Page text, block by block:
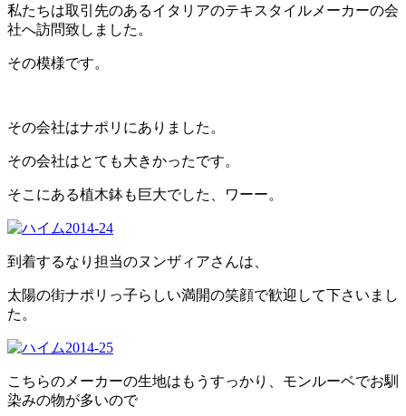
私たちは取引先のあるイタリアのテキスタイルメーカーの会
社へ訪問致しました。
その模様です。
その会社はナポリにありました。
その会社はとても大きかったです。
そこにある植木鉢も巨大でした、ワーー。
到着するなり担当のヌンザィアさんは、
太陽の街ナポリっ子らしい満開の笑顔で歓迎して下さいまし
た。
こちらのメーカーの生地はもうすっかり、モンルーベでお馴
染みの物が多いので